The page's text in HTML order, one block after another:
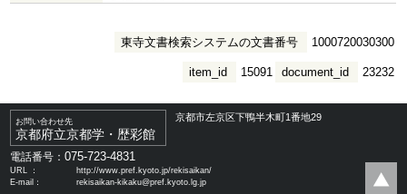
東寺文書検索システムの文書番号 1000720030300
document_id 23232
item_id 15091
お問い合わせ先
京都府立京都学・歴彩館
京都市左京区下鴨半木町1番地29
電話番号：075-723-4831
URL ：
http://www.pref.kyoto.jp/rekisaikan/
E-mail：
rekisaikan-kikaku@pref.kyoto.lg.jp